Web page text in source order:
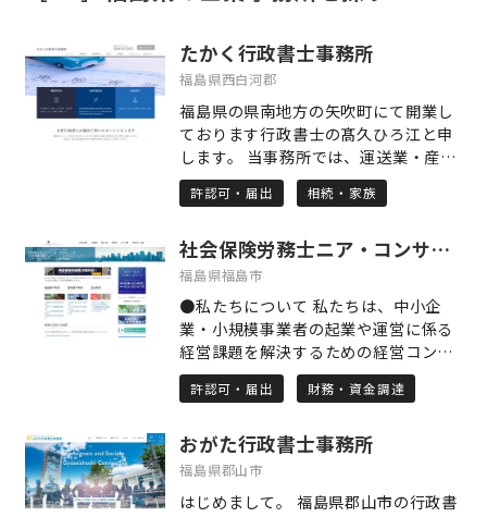
たかく行政書士事務所
福島県西白河郡
福島県の県南地方の矢吹町にて開業し
ております行政書士の髙久ひろ江と申
します。 当事務所では、運送業・産業
廃棄物処理業・建設業・農地法に関す
る許認可申請のサポートをメイン業務
言書作成に関するサポートや記帳代行
サービスなども行っており、各種の許
認可申請にも対応しております。 土日
祝日休まず営業しておりますので、平
日は仕事で相談できないという方に
も、安心してご相談いただける体制を
整えております。 無料相談を実施して
おりますので、お気軽にお問い合わせ
ください。
許認可・届出 相続・家族
社会保険労務士ニア・コンサルティング
福島県福島市
●私たちについて 私たちは、中小企
業・小規模事業者の起業や運営に係る
経営課題を解決するための経営コンサ
ルタントを中心とした士業グループで
す。行政書士法人、社会保険労務士法
診断士）により構成されています。 社
会保険労務士法人ニア・コンサルティ
ープの社会保険労務士業務を担当して
許認可・届出 財務・資金調達
おがた行政書士事務所
福島県郡山市
はじめまして。 福島県郡山市の行政書